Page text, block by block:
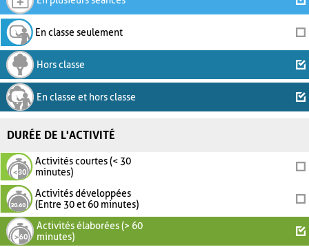
En classe seulement
Hors classe
En classe et hors classe
DURÉE DE L'ACTIVITÉ
Activités courtes (< 30
minutes)
Activités développées
(Entre 30 et 60 minutes)
Activités élaborées (> 60
minutes)